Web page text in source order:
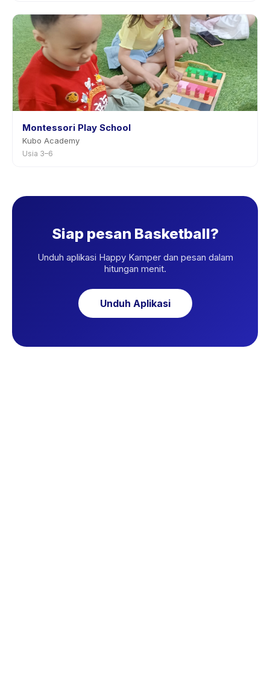
Montessori Play School
Kubo Academy
Usia 3–6
Siap pesan Basketball?
Unduh aplikasi Happy Kamper dan pesan dalam
hitungan menit.
Unduh Aplikasi